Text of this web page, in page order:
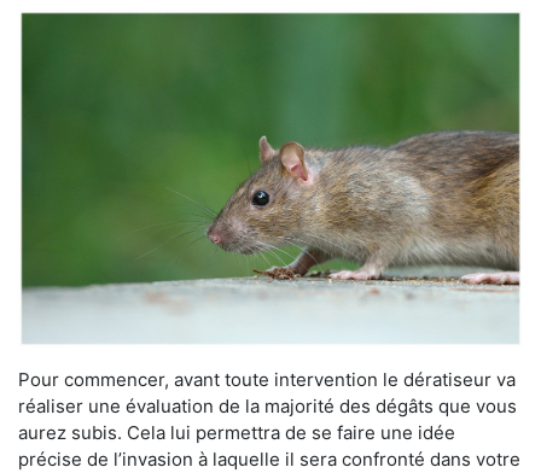
Pour commencer, avant toute intervention le dératiseur va
réaliser une évaluation de la majorité des dégâts que vous
aurez subis. Cela lui permettra de se faire une idée
précise de l’invasion à laquelle il sera confronté dans votre